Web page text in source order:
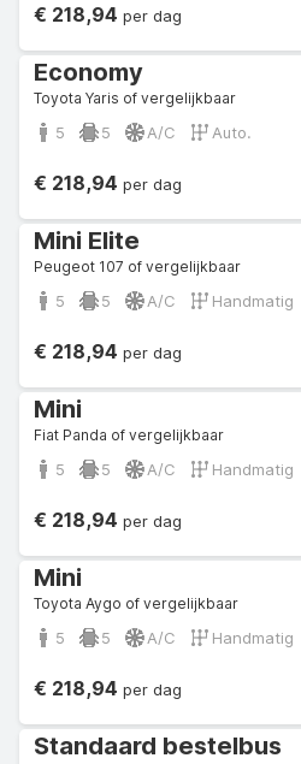
€ 218,94 per dag
Economy
Toyota Yaris of vergelijkbaar
5 5 A/C Auto.
€ 218,94 per dag
Mini Elite
Peugeot 107 of vergelijkbaar
5 5 A/C Handmatig
€ 218,94 per dag
Mini
Fiat Panda of vergelijkbaar
5 5 A/C Handmatig
€ 218,94 per dag
Mini
Toyota Aygo of vergelijkbaar
5 5 A/C Handmatig
€ 218,94 per dag
Standaard bestelbus